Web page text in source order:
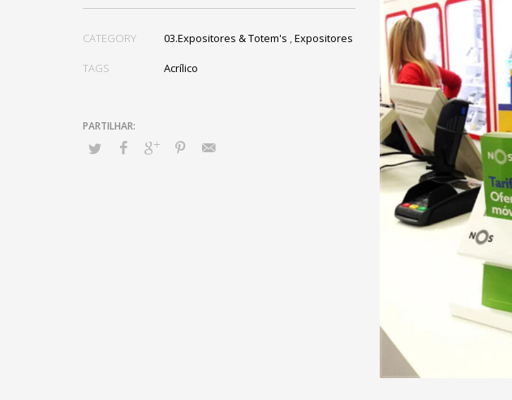
CATEGORY 03.Expositores & Totem's ,Expositores
TAGS Acrílico